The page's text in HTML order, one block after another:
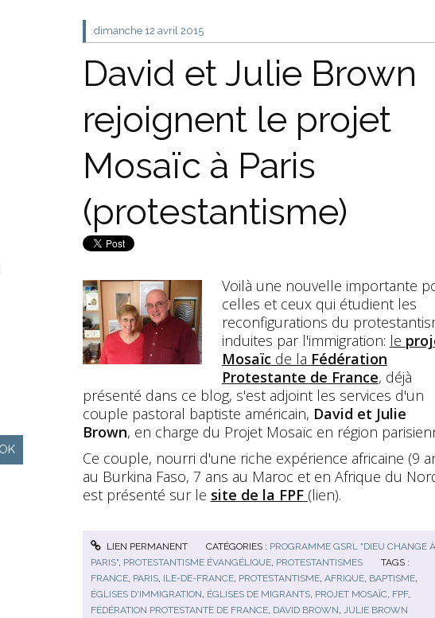
dimanche 12 avril 2015
David et Julie Brown
rejoignent le projet
Mosaïc à Paris
(protestantisme)
Voilà une nouvelle importante
celles et ceux qui étudient les
reconfigurations du
induites par l'immigration: le
Mosaïc de la Fédération
Protestante de France, déjà
présenté dans ce blog, s'est adjoint les services d'un
couple pastoral baptiste américain, David et Julie
Brown, en charge du Projet Mosaïc en région
Ce couple, nourri d'une riche expérience africaine (9
au Burkina Faso, 7 ans au Maroc et en Afrique du
est présenté sur le site de la FPF (lien).
LIEN PERMANENT CATÉGORIES : PROGRAMME GSRL "DIEU CHANGE À
PARIS", PROTESTANTISME ÉVANGÉLIQUE, PROTESTANTISMES
TAGS :
FRANCE, PARIS, ILE-DE-FRANCE, PROTESTANTISME, AFRIQUE, BAPTISME,
ÉGLISES D'IMMIGRATION ÉGLISES DE MIGRANTS, PROJET MOSAÏC, FPF,
FÉDÉRATION PROTESTANTE DE FRANCE, DAVID BROWN
JULIE BROWN